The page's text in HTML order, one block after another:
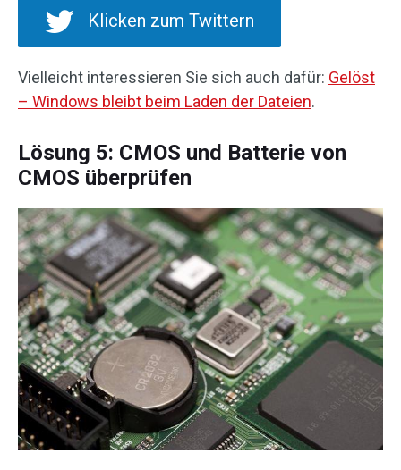
Klicken zum Twittern
Vielleicht interessieren Sie sich auch dafür: Gelöst
– Windows bleibt beim Laden der Dateien.
Lösung 5: CMOS und Batterie von
CMOS überprüfen